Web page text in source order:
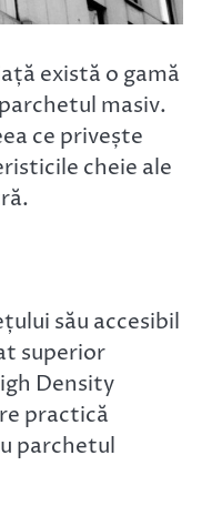
există o gamă
masiv.
ce privește
cheie ale
său accesibil
superior
Density
practică
parchetul